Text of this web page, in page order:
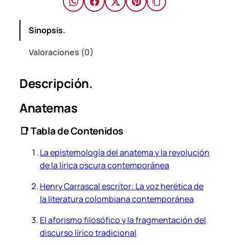
r
C
r
s
a
Sinopsis.
Valoraciones (0)
Descripción.
Anatemas
📑 Tabla de Contenidos
La epistemología del anatema y la revolución
de la lírica oscura contemporánea
Henry Carrascal escritor: La voz herética de
la literatura colombiana contemporánea
El aforismo filosófico y la fragmentación del
discurso lírico tradicional